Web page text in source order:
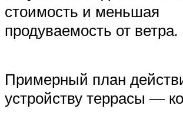
стоимость и меньшая
продуваемость от ветра.
Примерный план
устройству террасы —